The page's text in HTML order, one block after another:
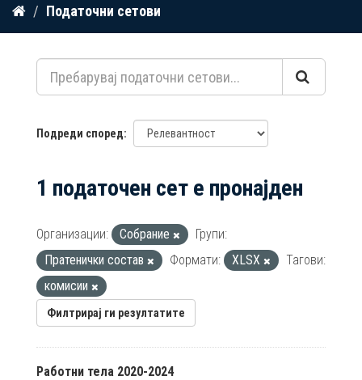
Прескокнете
содржина
Податочни сетови
Подреди според
1 податочен сет е пронајден
Организации: Собрание
Групи:
Пратенички состав
Формати: XLSX
Тагови:
комисии
Филтрирај ги резултатите
Работни тела 2020-2024